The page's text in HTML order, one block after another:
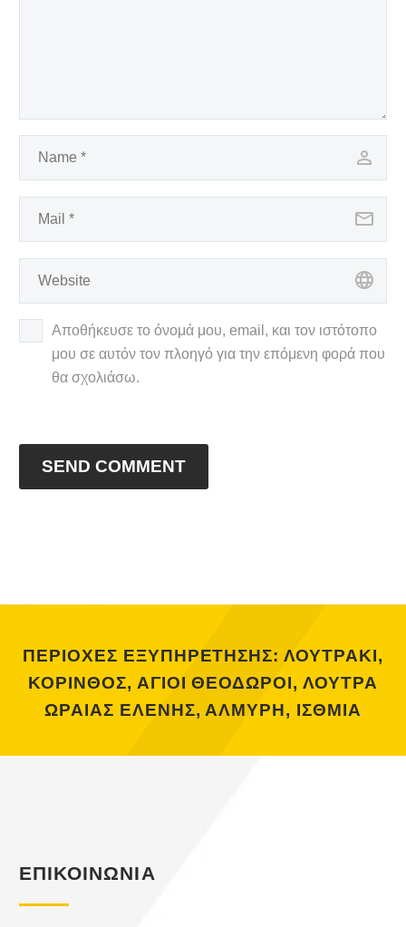
Αποθήκευσε το όνομά μου, email, και τον ιστότοπο
μου σε αυτόν τον πλοηγό για την επόμενη φορά που
θα σχολιάσω.
SEND COMMENT
ΠΕΡΙΟΧΕΣ ΕΞΥΠΗΡΕΤΗΣΗΣ: ΛΟΥΤΡΑΚΙ,
ΚΟΡΙΝΘΟΣ, ΑΓΙΟΙ ΘΕΟΔΩΡΟΙ, ΛΟΥΤΡΑ
ΩΡΑΙΑΣ ΕΛΕΝΗΣ, ΑΛΜΥΡΗ, ΙΣΘΜΙΑ
ΕΠΙΚΟΙΝΩΝΙΑ